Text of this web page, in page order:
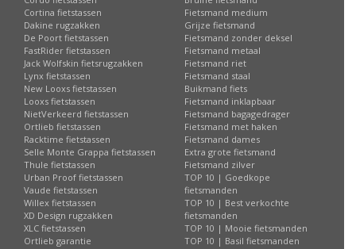
Cortina fietstassen
Dakine rugzakken
De Poort fietstassen
FastRider fietstassen
Jack Wolfskin fietsrugzakken
Lynx fietstassen
New Looxs fietstassen
Looxs fietstassen
NietVerkeerd fietstassen
Ortlieb fietstassen
Racktime fietstassen
Selle Monte Grappa fietstassen
Thule fietstassen
Urban Proof fietstassen
Vaude fietstassen
Willex fietstassen
XD Design rugzakken
XLC fietstassen
Ortlieb garantie
Fietsmand medium
Grijze fietsmand
Fietsmand zonder deksel
Fietsmand metaal
Fietsmand riet
Fietsmand staal
Buikmand fiets
Fietsmand inklapbaar
Fietsmand bagagedrager
Fietsmand met haken
Fietsmand dames
Extra grote fietsmand
Fietsmand zilver
TOP 10 | Goedkope
fietsmanden
TOP 10 | Best verkochte
fietsmanden
TOP 10 | Mooie fietsmanden
TOP 10 | Basil fietsmanden